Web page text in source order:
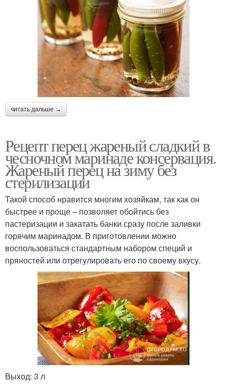
читать дальше →
Рецепт перец жареный сладкий в
чесночном маринаде консервация.
Жареный перец на зиму без
стерилизации
Такой способ нравится многим хозяйкам, так как он
быстрее и проще – позволяет обойтись без
пастеризации и закатать банки сразу после заливки
горячим маринадом. В приготовлении можно
воспользоваться стандартным набором специй и
пряностей или отрегулировать его по своему вкусу.
Выход: 3 л